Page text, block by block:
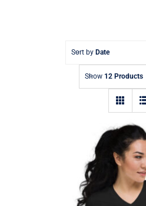
Sort by Date
Show 12 Products